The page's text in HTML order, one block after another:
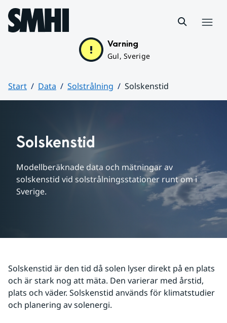
Hoppa till sidans innehåll
Varning
Gul, Sverige
Start Data Solstrålning
Solskenstid
Solskenstid
Modellberäknade data och mätningar av
solskenstid vid solstrålningsstationer runt om i
Sverige.
Solskenstid är den tid då solen lyser direkt på en plats
och är stark nog att mäta. Den varierar med årstid,
plats och väder. Solskenstid används för klimatstudier
och planering av solenergi.